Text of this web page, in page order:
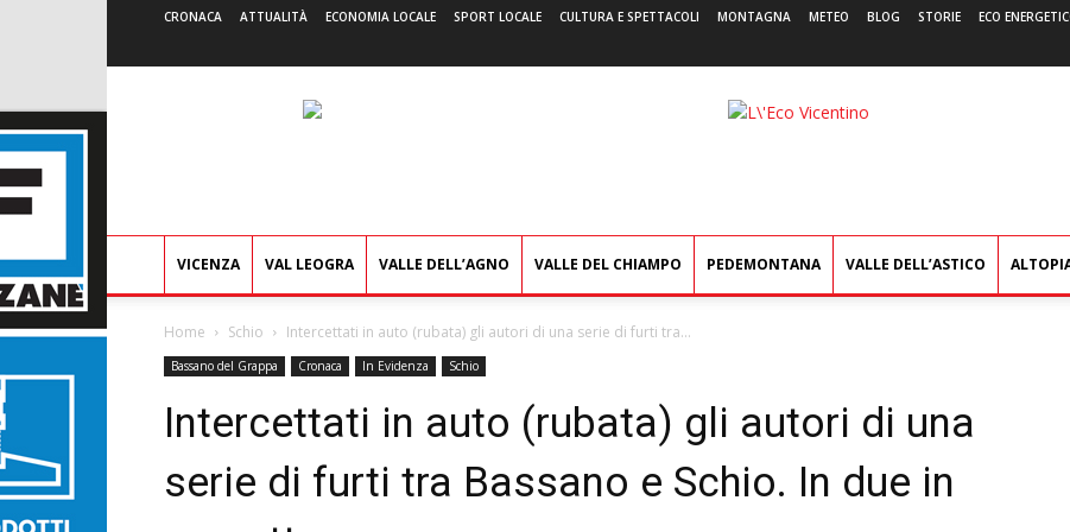
CRONACA ATTUALITÀ ECONOMIA LOCALE SPORT LOCALE CULTURA E SPETTACOLI MONTAGNA METEO BLOG STORIE ECO
L'Eco
VICENZA VAL LEOGRA VALLE DELL’AGNO VALLE DEL CHIAMPO PEDEMONTANA VALLE DELL’ASTICO
Home Schio Intercettati in auto (rubata) gli autori di una serie di furti tra...
Bassano del Grappa Cronaca In Evidenza Schio
Intercettati in auto (rubata) gli autori di una
serie di furti tra Bassano e Schio. In due in